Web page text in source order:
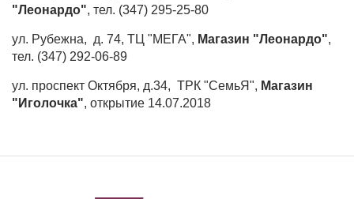
"Леонардо", тел. (347) 295-25-80
ул. Рубежна, д. 74, ТЦ "МЕГА", Магазин "Леонардо",
тел. (347) 292-06-89
ул. проспект Октября, д.34, ТРК "СемьЯ", Магазин
"Иголочка", открытие 14.07.2018